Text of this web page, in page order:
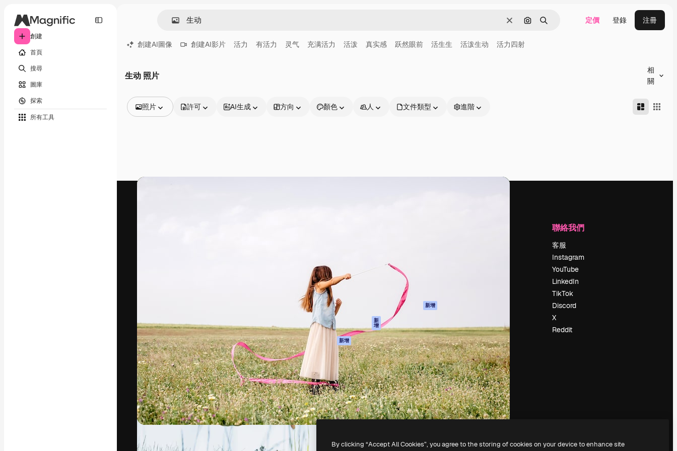
創建
首頁
搜尋
圖庫
探索
所有工具
清除 通過圖像搜索
搜尋 定價 登錄 注冊
創建AI圖像 創建AI影片 活力 有活力 灵气 充满活力 活泼 真实感 跃然眼前 活生生 活泼生动 活力四射
生动 照片
相
關
照片
視頻
許可 AI生成 方向 顏色 人 文件類型 進階
AI圖像生成器
AI視頻生成器
AI語音生成器
圖庫內容
MCP用於
Claude/ChatGPT
新
增
AI助手 新增
流動應用程式
所有Magnific工具
客服
使用條款
隱私政策
原創作品
新增
Cookie 政策
信任中心
聯盟夥伴
企業
Slidesgo
出售內容
新聞室
正在尋找
magnific.ai
聯絡我們
客服
Instagram
YouTube
LinkedIn
TikTok
Discord
X
Reddit
Copyright © 2010-2026Freepik Company S.L.U.版權所有.
By clicking “Accept All Cookies”, you agree to the storing of cookies on your device to enhance site